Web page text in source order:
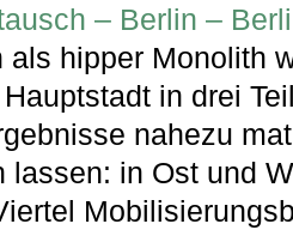
– Berlin –
als hipper Monolith
in drei
nahezu
lassen: in Ost und